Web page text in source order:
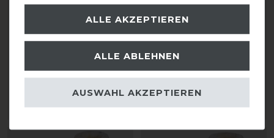
Kentucky Horsewear
Lammfell Gamaschen
Bamboo Elastik
184,99 € *
ARTIKEL MERKEN
Back on Track 3D
Brushing Gamaschen
mit Fell
61,90 € *
ARTIKEL MERKEN
ALLE AKZEPTIEREN
ALLE ABLEHNEN
AUSWAHL AKZEPTIEREN